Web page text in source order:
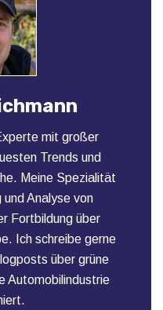
mit großer
Trends und
Meine Spezialität
Analyse von
Fortbildung über
Ich schreibe gerne
über grüne
Automobilindustrie